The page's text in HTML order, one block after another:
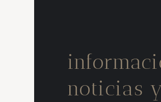
noticias